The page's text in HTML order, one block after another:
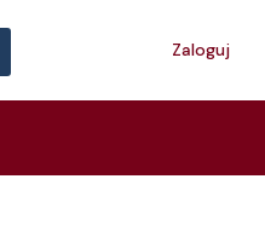
Zaloguj